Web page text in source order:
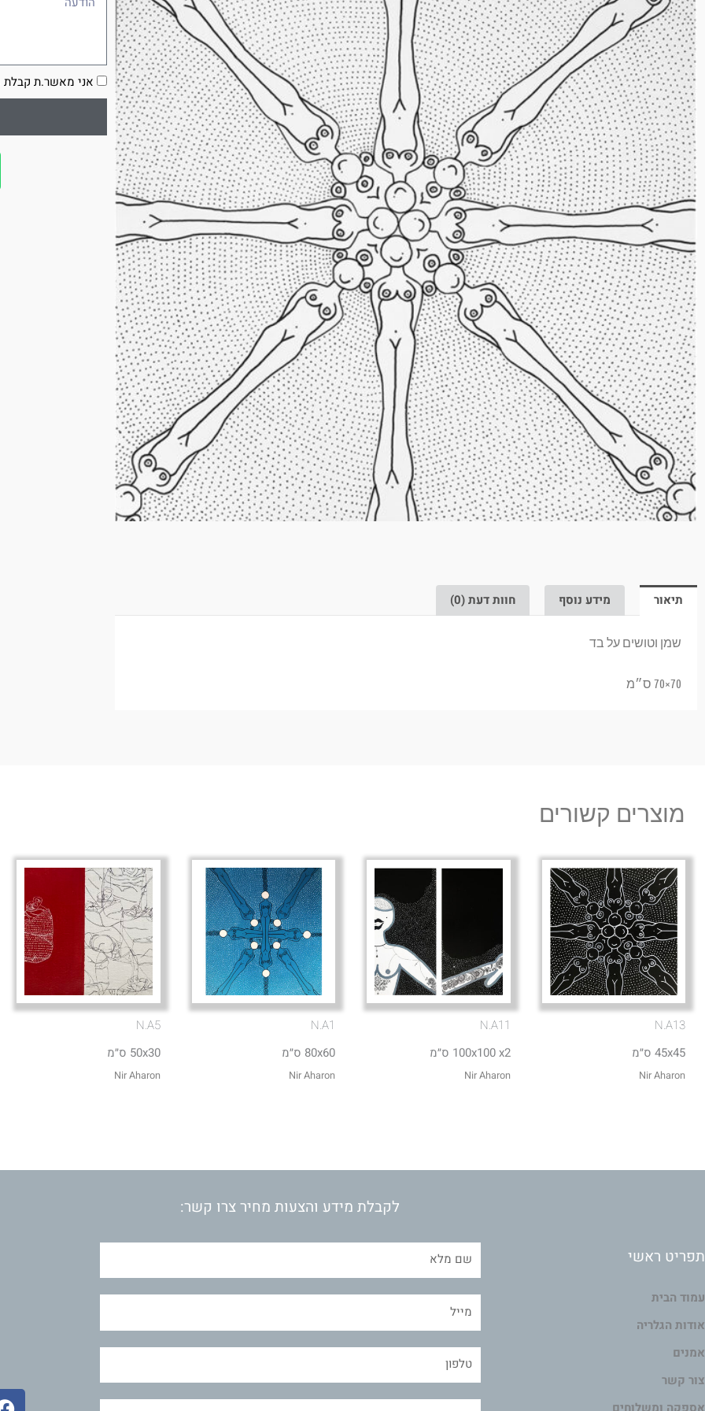
תיאור מידע נוסף חוות דעת (0)
שמן וטושים על בד
70×70 ס״מ
הסכמה
אני מאשר.ת קבלת
מוצרים קשורים
N.A13
45x45 ס״מ
Nir Aharon
N.A11
100x100 x2 ס״מ
Nir Aharon
N.A1
80x60 ס״מ
Nir Aharon
N.A5
50x30 ס״מ
Nir Aharon
תפריט ראשי
עמוד הבית
אודות הגלריה
אמנים
צור קשר
לקבלת מידע והצעות מחיר צרו קשר: